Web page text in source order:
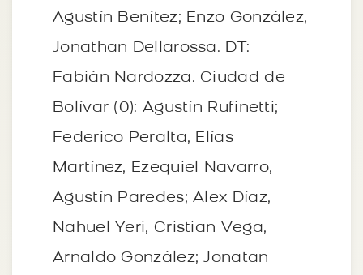
Agustín Benítez; Enzo González,
Jonathan Dellarossa. DT:
Fabián Nardozza. Ciudad de
Bolívar (0): Agustín Rufinetti;
Federico Peralta, Elías
Martínez, Ezequiel Navarro,
Agustín Paredes; Alex Díaz,
Nahuel Yeri, Cristian Vega,
Arnaldo González; Jonatan